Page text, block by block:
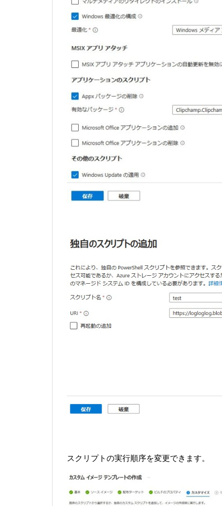
スクリプトの実行順序を変更できます。